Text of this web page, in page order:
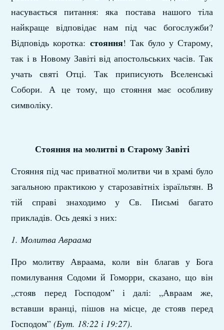
насувається питання: яка постава нашого тіла
найкраще відповідає нам під час богослужби?
Відповідь коротка: стояння! Так було у Старому,
так і в Новому Завіті від апостольських часів. Так
учать святі Отці. Так приписують Вселенські
Собори. А це тому, що стояння має особливу
символіку.
Стояння на молитві в Старому Завіті
Стояння під час приватної молитви чи в храмі було
загальною практикою у старозавітніх ізраїльтян. В
тій справі знаходимо у Св. Письмі багато
прикладів. Ось деякі з них:
1. Молитва Авраама
Про молитву Авраама, коли він благав у Бога
помилування Содоми й Гоморри, сказано, що він
„стояв перед Господом” і далі: „Авраам же,
вставши вранці, пішов на місце, де стояв перед
Господом”(Бут. 18:22 і 19:27).